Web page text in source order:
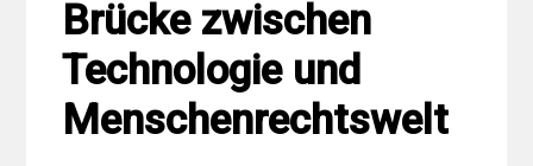
Brücke zwischen
Technologie und
Menschenrechtswelt